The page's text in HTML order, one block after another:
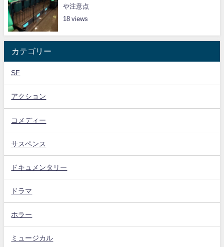
や注意点
18
カテゴリー
SF
アクション
コメディー
サスペンス
ドキュメンタリー
ドラマ
ホラー
ミュージカル